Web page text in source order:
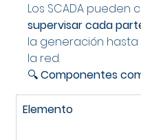
Los SCADA pueden
supervisar cada
la generación
la red.
🔍 Componentes
Elemento